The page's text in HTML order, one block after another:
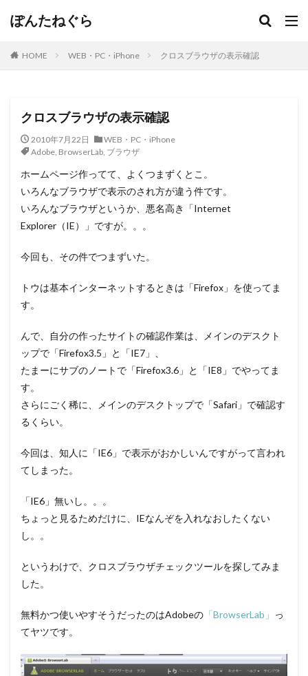
ぽんたねぐら
HOME WEB・PC・iPhone クロスブラウザの表示確認
クロスブラウザの表示確認
2010年7月22日
WEB・PC・iPhone
Adobe, BrowserLab, ブラウザ
ホームページ作ってて、よくつまずくとこ。
いろんなブラウザで表示のされ方が違う件です。
いろんなブラウザというか、悪名高き「Internet
Explorer（IE）」ですが。。。
今回も、その件でつまずいた。
トウは基本インターネットするときは「Firefox」を使ってま
す。
んで、自分の作ったサイトの確認作業は、メインのデスクト
ップで「Firefox3.5」と「IE7」、
たまーにサブのノートで「Firefox3.6」と「IE8」でやってま
す。
さらにごく稀に、メインのデスクトップで「Safari」で確認す
るくらい。
今回は、知人に「IE6」で表示がおかしいんですがって言われ
てしまった。
「IE6」無いし。。。
ちょっと見るためだけに、IEなんぞを入れなおしたくない
し。。
というわけで、クロスブラウザチェックツールを探してみま
した。
無料かつ使いやすそうだったのはAdobeの 「BrowserLab」 っ
てヤツです。